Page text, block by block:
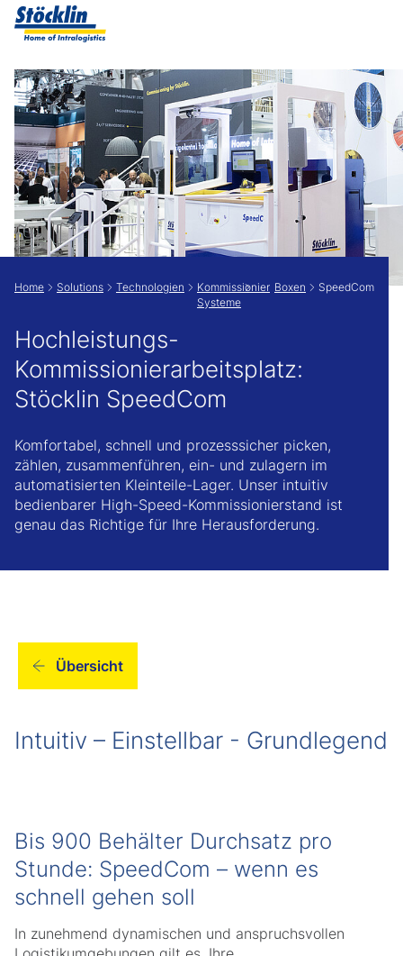
Zeige besser passende Version dieser Seite
Diese Meldung nicht mehr anzeigen
Home Solutions Technologien
Kommissionier
Systeme
Boxen SpeedCom
Hochleistungs-
Kommissionierarbeitsplatz:
Stöcklin SpeedCom
Komfortabel, schnell und prozesssicher picken,
zählen, zusammenführen, ein- und zulagern im
automatisierten Kleinteile-Lager. Unser intuitiv
bedienbarer High-Speed-Kommissionierstand ist
genau das Richtige für Ihre Herausforderung.
Übersicht
Intuitiv – Einstellbar - Grundlegend
Bis 900 Behälter Durchsatz pro
Stunde: SpeedCom – wenn es
schnell gehen soll
In zunehmend dynamischen und anspruchsvollen